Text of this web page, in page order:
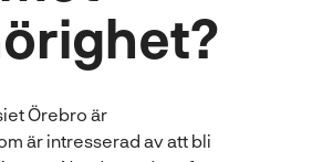
Örebro är
är intresserad av att bli